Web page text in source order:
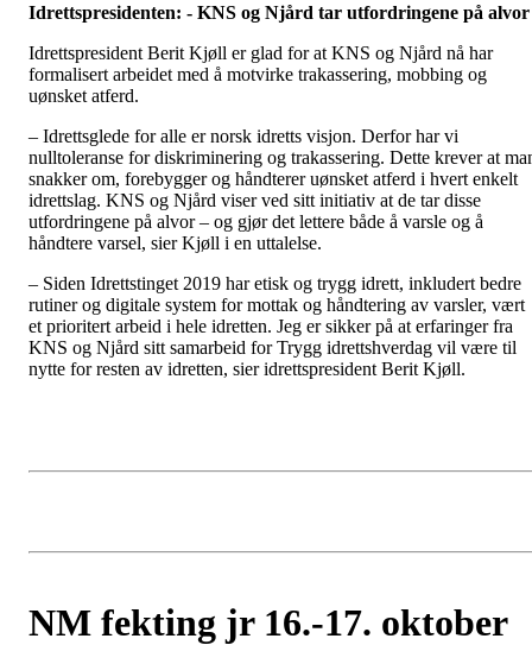
Idrettspresidenten: - KNS og Njård tar utfordringene på alvor
Idrettspresident Berit Kjøll er glad for at KNS og Njård nå har
formalisert arbeidet med å motvirke trakassering, mobbing og
uønsket atferd.
– Idrettsglede for alle er norsk idretts visjon. Derfor har vi
nulltoleranse for diskriminering og trakassering. Dette krever at
snakker om, forebygger og håndterer uønsket atferd i hvert enkelt
idrettslag. KNS og Njård viser ved sitt initiativ at de tar disse
utfordringene på alvor – og gjør det lettere både å varsle og å
håndtere varsel, sier Kjøll i en uttalelse.
– Siden Idrettstinget 2019 har etisk og trygg idrett, inkludert bedre
rutiner og digitale system for mottak og håndtering av varsler, vært
et prioritert arbeid i hele idretten. Jeg er sikker på at erfaringer fra
KNS og Njård sitt samarbeid for Trygg idrettshverdag vil være til
nytte for resten av idretten, sier idrettspresident Berit Kjøll.
NM fekting jr 16.-17. oktober